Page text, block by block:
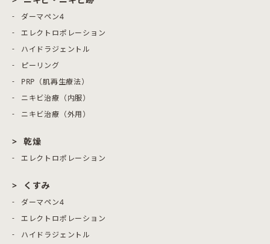
ダーマペン4
エレクトロポレーション
ハイドラジェントル
ピーリング
PRP（肌再生療法）
ニキビ治療（内服）
ニキビ治療（外用）
乾燥
エレクトロポレーション
くすみ
ダーマペン4
エレクトロポレーション
ハイドラジェントル